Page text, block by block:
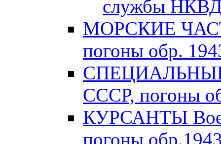
службы НКВД
МОРСКИЕ
погоны обр.
СПЕЦИАЛЬНЫЕ
СССР, погоны
КУРСАНТЫ
погоны